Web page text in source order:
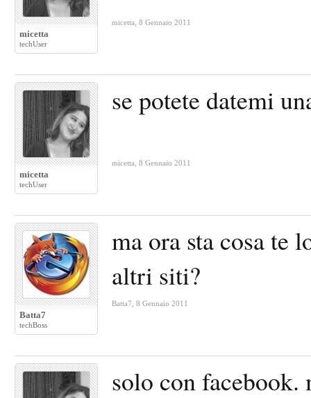
micetta
techUser
micetta 8 Gennaio 2011
micetta
techUser
se potete datemi
micetta 8 Gennaio 2011
Batta7
techBoss
ma ora sta cosa te
altri siti?
Batta7 8 Gennaio 2011
solo con facebook.